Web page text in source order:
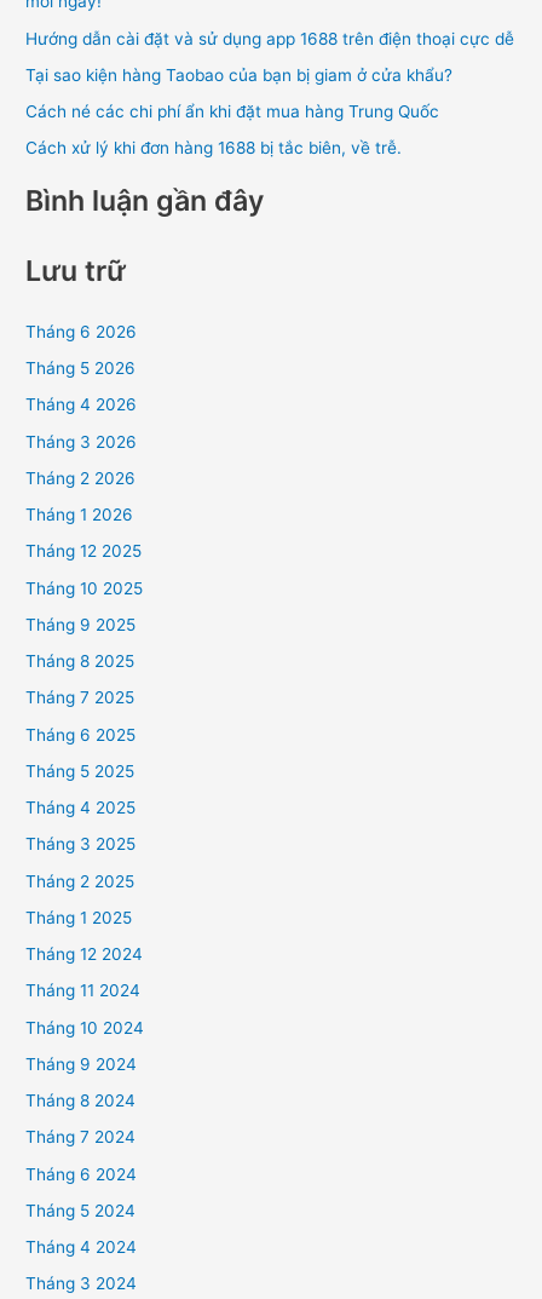
m
:
Hướng dẫn cài đặt và sử dụng app 1688 trên điện thoại cực dễ
Tại sao kiện hàng Taobao của bạn bị giam ở cửa khẩu?
Cách né các chi phí ẩn khi đặt mua hàng Trung Quốc
Cách xử lý khi đơn hàng 1688 bị tắc biên, về trễ.
Bình luận gần đây
Lưu trữ
Tháng 6 2026
Tháng 5 2026
Tháng 4 2026
Tháng 3 2026
Tháng 2 2026
Tháng 1 2026
Tháng 12 2025
Tháng 10 2025
Tháng 9 2025
Tháng 8 2025
Tháng 7 2025
Tháng 6 2025
Tháng 5 2025
Tháng 4 2025
Tháng 3 2025
Tháng 2 2025
Tháng 1 2025
Tháng 12 2024
Tháng 11 2024
Tháng 10 2024
Tháng 9 2024
Tháng 8 2024
Tháng 7 2024
Tháng 6 2024
Tháng 5 2024
Tháng 4 2024
Tháng 3 2024